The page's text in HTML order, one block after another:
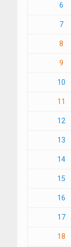
6
7
8
9
10
11
12
13
14
15
16
17
18